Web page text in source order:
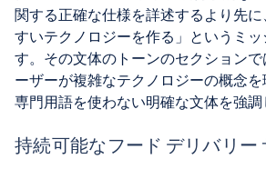
関する正確な仕様を詳述するより先
すいテクノロジーを作る」というミ
す。その文体のトーンのセクション
ーザーが複雑なテクノロジーの概念を
専門用語を使わない明確な文体を強調
持続可能なフード デリバリー